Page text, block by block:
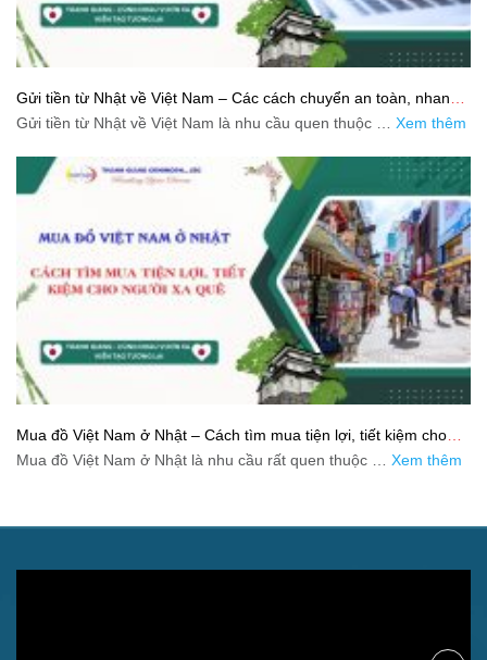
Gửi tiền từ Nhật về Việt Nam – Các cách chuyển an toàn, nhanh
và tiết kiệm
Gửi tiền từ Nhật về Việt Nam là nhu cầu quen thuộc … Xem thêm
Mua đồ Việt Nam ở Nhật – Cách tìm mua tiện lợi, tiết kiệm cho
người xa quê
Mua đồ Việt Nam ở Nhật là nhu cầu rất quen thuộc … Xem thêm